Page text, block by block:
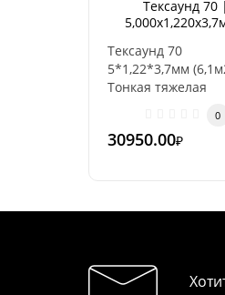
Тексаунд 70 |
Тексаунд 70
5*1,22*3,7мм
Тонкая тяжелая
(производство
0
30950.00₽